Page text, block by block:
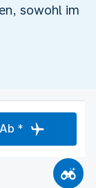
sowohl im
Ab *